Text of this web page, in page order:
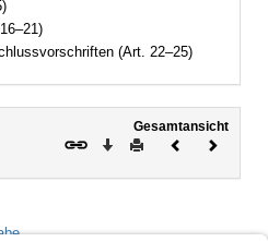
(Art. 22–25)
Gesamtansicht
Download
DruckenVorheriges